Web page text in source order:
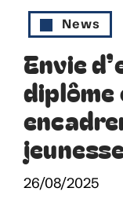
News
Envie
26/08/2025